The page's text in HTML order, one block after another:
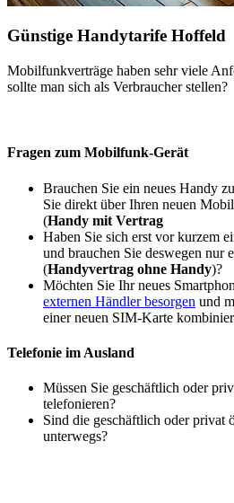
Günstige Handytarife Hoffeld
Mobilfunkverträge haben sehr viele
sollte man sich als Verbraucher stellen?
Fragen zum Mobilfunk-Gerät
Brauchen Sie ein neues Handy
Sie direkt über Ihren neuen
(Handy mit Vertrag
Haben Sie sich erst vor kurzem
und brauchen Sie deswegen nur
(Handyvertrag ohne Handy)?
Möchten Sie Ihr neues
externen Händler besorgen und
einer neuen SIM-Karte
Telefonie im Ausland
Müssen Sie geschäftlich oder
telefonieren?
Sind die geschäftlich oder privat
unterwegs?